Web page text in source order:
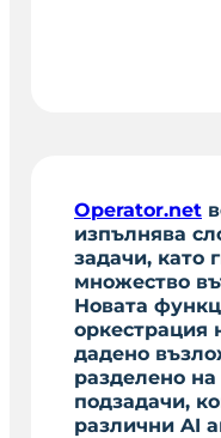
Operator.net
изпълнява
задачи, като
множество
Новата
оркестрация
дадено
разделено
подзадачи,
различни AI